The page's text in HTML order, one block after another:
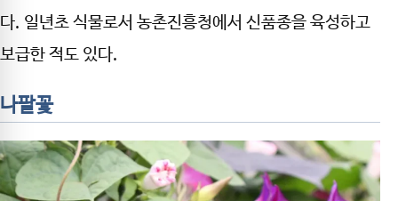
다. 일년초 식물로서 농촌진흥청에서 신품종을 육성하고
보급한 적도 있다.
나팔꽃